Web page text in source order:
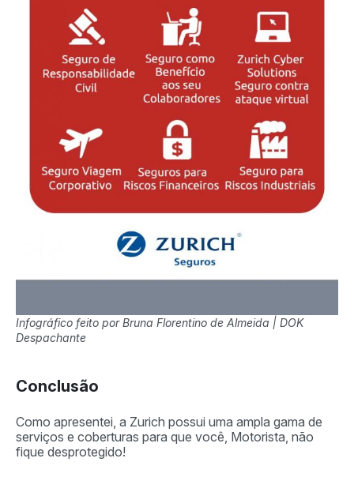
Infográfico feito por Bruna Florentino de Almeida | DOK
Despachante
Conclusão
Como apresentei, a Zurich possui uma ampla gama de
serviços e coberturas para que você, Motorista, não
fique desprotegido!